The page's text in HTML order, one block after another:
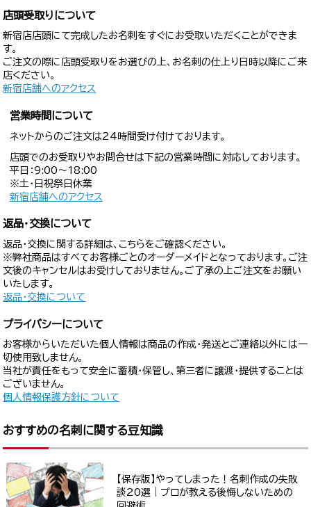
店頭受取りについて
新宿店店頭にて完成したお名刺をすぐにお受取いただくことができま
す。
ご注文の際に店頭受取りをお選びの上、お名刺の仕上り日時以降にご来
店ください。
新宿店舗へのアクセス
営業時間について
ネットからのご注文は24時間受け付けております。
店頭でのお受取りやお問合せは下記の営業時間に対応しております。
平日：9:00〜18:00
※土・日祝祭日休業
新宿店舗へのアクセス
返品・交換について
返品・交換に関する詳細は、こちらをご確認ください。
※弊社商品はすべてお客様ごとのオーダーメイドとなっております。ご注
文後のキャンセルはお受けしておりません。ご了承の上ご注文をお願い
いたします。
返品・交換について
プライバシーについて
お客様からいただいた個人情報は商品の作成・発送とご連絡以外には一
切使用致しません。
当社が責任をもって安全に蓄積・保管し、第三者に譲渡・提供することは
ございません。
個人情報保護方針について
おすすめの名刺に関する豆知識
【保存版】やってしまった！名刺作成の失敗
談20選｜プロが教える後悔しないための